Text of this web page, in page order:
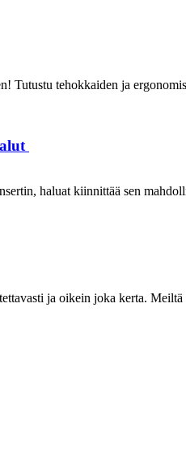
Tutustu tehokkaiden ja
haluat kiinnittää sen
ja oikein joka kerta.